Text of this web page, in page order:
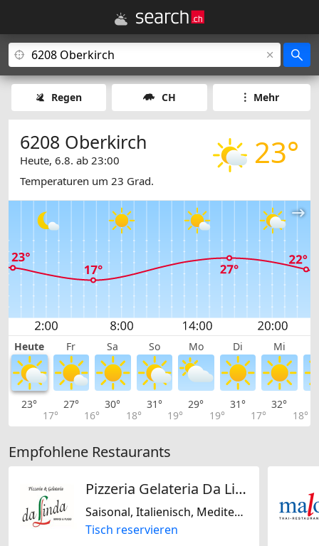
Regen CH Mehr
23°
6208 Oberkirch
Heute, 6.8. ab 23:00
Temperaturen um 23 Grad.
Heute Fr Sa So Mo Di Mi
23°
17°
27°
16°
30°
18°
31°
19°
29°
19°
31°
17°
32°
18°
Empfohlene Restaurants
Pizzeria Gelateria Da Linda
Saisonal, Italienisch, Mediterran
Tisch reservieren